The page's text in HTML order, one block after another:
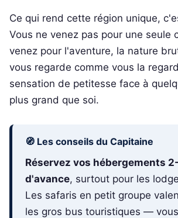
Ce qui rend cette région unique,
Vous ne venez pas pour une seule
venez pour l'aventure, la nature
vous regarde comme vous la
sensation de petitesse face à
plus grand que soi.
🧭 Les conseils du Capitaine
Réservez vos hébergements
d'avance, surtout pour les
Les safaris en petit groupe
les gros bus touristiques —